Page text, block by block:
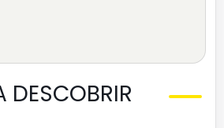
DESCOBRIR